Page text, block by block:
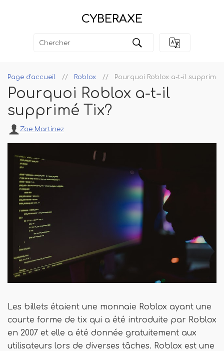
CYBERAXE
Page d'accueil Roblox Pourquoi Roblox a-t-il supprimé
Pourquoi Roblox a-t-il
supprimé Tix?
Zoe Martinez
Les billets étaient une monnaie Roblox ayant une
courte forme de tix qui a été introduite par Roblox
en 2007 et elle a été donnée gratuitement aux
utilisateurs lors de diverses tâches. Roblox est une